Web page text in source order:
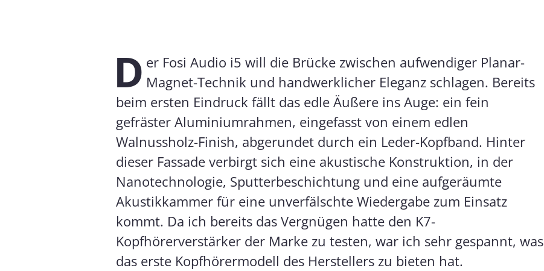
D er Fosi Audio i5 will die Brücke zwischen aufwendiger Planar-
Magnet-Technik und handwerklicher Eleganz schlagen. Bereits
beim ersten Eindruck fällt das edle Äußere ins Auge: ein fein
gefräster Aluminiumrahmen, eingefasst von einem edlen
Walnussholz-Finish, abgerundet durch ein Leder-Kopfband. Hinter
dieser Fassade verbirgt sich eine akustische Konstruktion, in der
Nanotechnologie, Sputterbeschichtung und eine aufgeräumte
Akustikkammer für eine unverfälschte Wiedergabe zum Einsatz
kommt. Da ich bereits das Vergnügen hatte den K7-
Kopfhörerverstärker der Marke zu testen, war ich sehr gespannt, was
das erste Kopfhörermodell des Herstellers zu bieten hat.